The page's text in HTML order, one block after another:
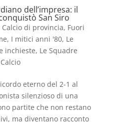
dell’impresa: il
San Siro
Calcio di provincia, Fuori
, I mitici anni '80, Le
inchieste, Le Squadre
eterno del 2-1 al
silenzioso di una
partite che non restano
ma diventano racconto